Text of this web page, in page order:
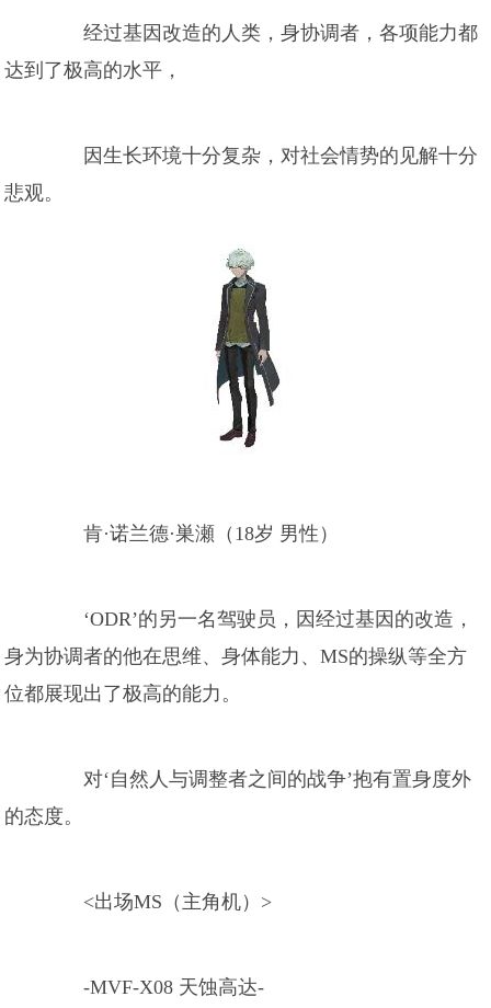
经过基因改造的人类，身协调者，各项能力都
达到了极高的水平，
因生长环境十分复杂，对社会情势的见解十分
悲观。
肯·诺兰德·巣瀬（18岁 男性）
‘ODR’的另一名驾驶员，因经过基因的改造，
身为协调者的他在思维、身体能力、MS的操纵等全方
位都展现出了极高的能力。
对‘自然人与调整者之间的战争’抱有置身度外
的态度。
<出场MS（主角机）>
-MVF-X08 天蚀高达-